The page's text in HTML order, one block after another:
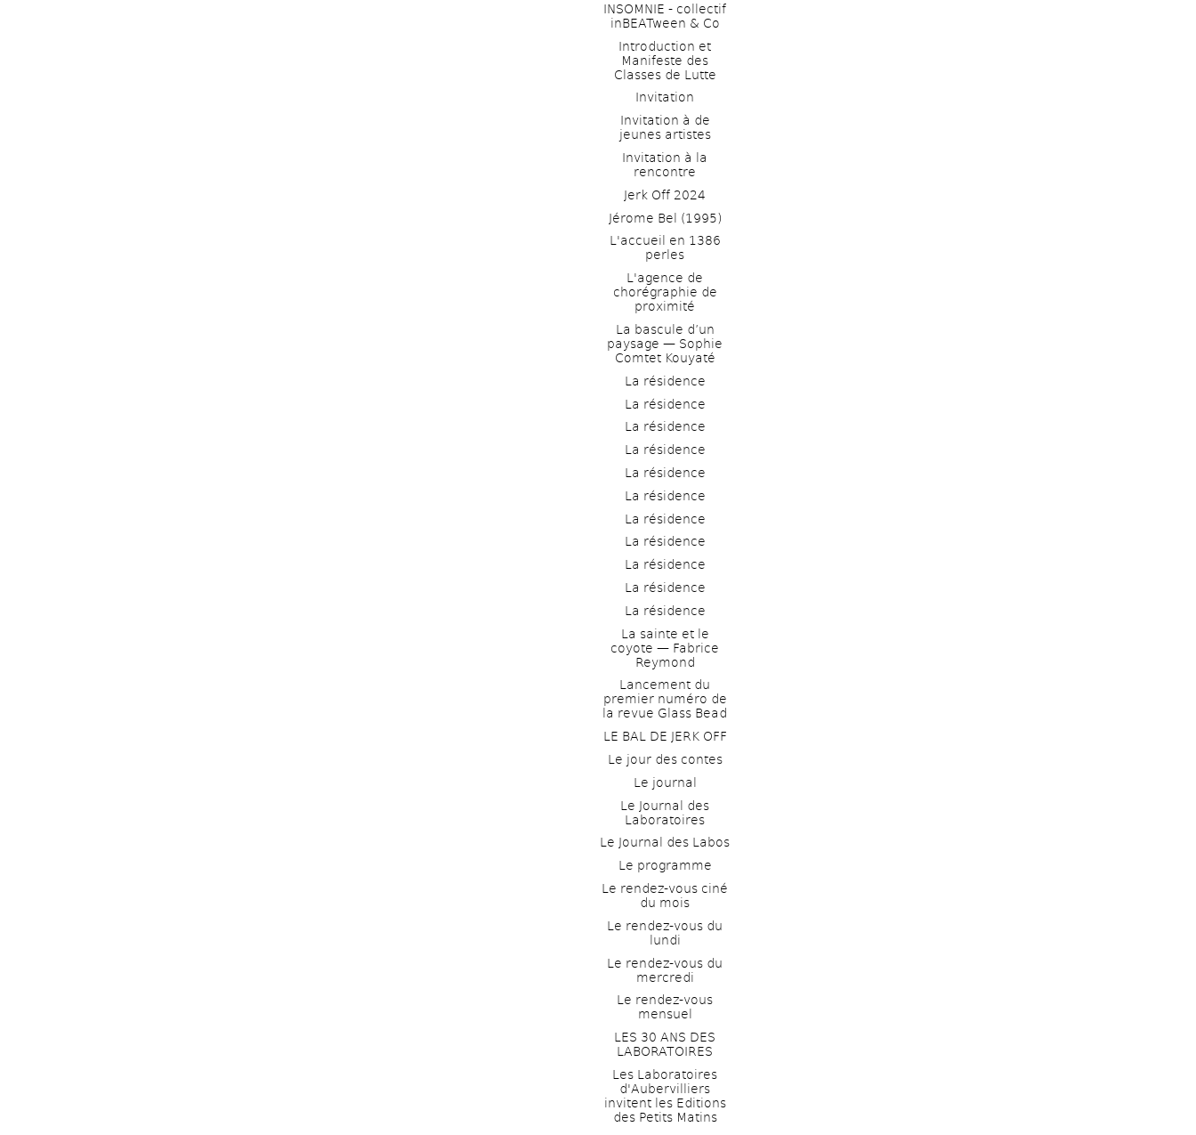
INSOMNIE - collectif
inBEATween & Co
Introduction et
Manifeste des
Classes de Lutte
Invitation
Invitation à de
jeunes artistes
Invitation à la
rencontre
Jerk Off 2024
Jérome Bel (1995)
L'accueil en 1386
perles
L'agence de
chorégraphie de
proximité
La bascule d’un
paysage — Sophie
Comtet Kouyaté
La résidence
La résidence
La résidence
La résidence
La résidence
La résidence
La résidence
La résidence
La résidence
La résidence
La résidence
La sainte et le
coyote — Fabrice
Reymond
Lancement du
premier numéro de
la revue Glass Bead
LE BAL DE JERK OFF
Le jour des contes
Le journal
Le Journal des
Laboratoires
Le Journal des Labos
Le programme
Le rendez-vous ciné
du mois
Le rendez-vous du
lundi
Le rendez-vous du
mercredi
Le rendez-vous
mensuel
LES 30 ANS DES
LABORATOIRES
Les Laboratoires
d'Aubervilliers
invitent les Editions
des Petits Matins